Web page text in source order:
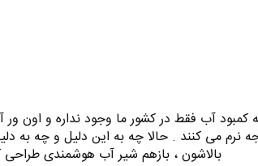
کمبود آب فقط در کشور ما وجود نداره و اون ور
می کنند . حالا چه به این دلیل و چه به
بالاشون ، بازهم شیر آب هوشمندی طراحی